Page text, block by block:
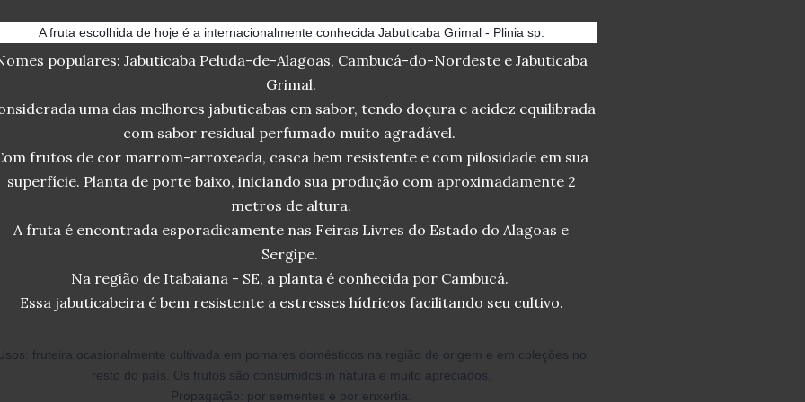
A fruta escolhida de hoje é a internacionalmente conhecida Jabuticaba Grimal - Plinia sp.
populares: Jabuticaba Peluda-de-Alagoas, Cambucá-do-Nordeste e Jabuticaba
Grimal.
uma das melhores jabuticabas em sabor, tendo doçura e acidez equilibrada
com sabor residual perfumado muito agradável.
frutos de cor marrom-arroxeada, casca bem resistente e com pilosidade em sua
superfície. Planta de porte baixo, iniciando sua produção com aproximadamente 2
metros de altura.
A fruta é encontrada esporadicamente nas Feiras Livres do Estado do Alagoas e
Sergipe.
Na região de Itabaiana - SE, a planta é conhecida por Cambucá.
Essa jabuticabeira é bem resistente a estresses hídricos facilitando seu cultivo.
fruteira ocasionalmente cultivada em pomares domésticos na região de origem e em coleções no
resto do país. Os frutos são consumidos in natura e muito apreciados.
Propagação: por sementes e por enxertia.